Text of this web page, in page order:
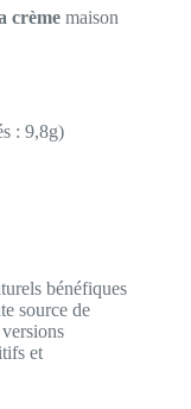
crème maison
: 9,8g)
bénéfiques
source de
et